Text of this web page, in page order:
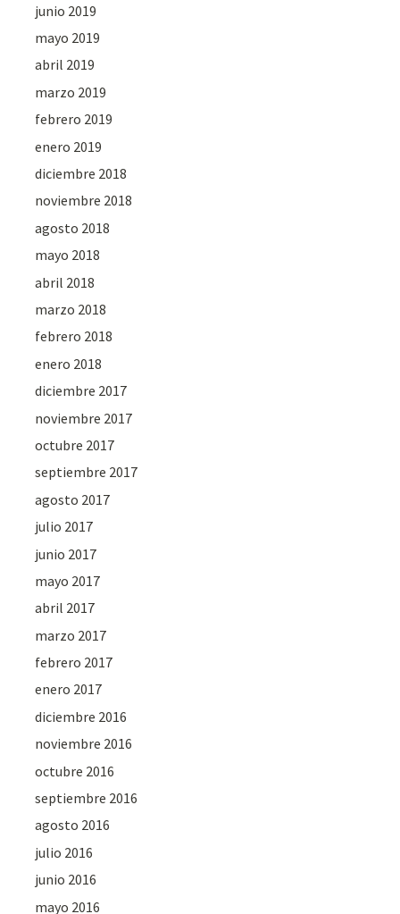
junio 2019
mayo 2019
abril 2019
marzo 2019
febrero 2019
enero 2019
diciembre 2018
noviembre 2018
agosto 2018
mayo 2018
abril 2018
marzo 2018
febrero 2018
enero 2018
diciembre 2017
noviembre 2017
octubre 2017
septiembre 2017
agosto 2017
julio 2017
junio 2017
mayo 2017
abril 2017
marzo 2017
febrero 2017
enero 2017
diciembre 2016
noviembre 2016
octubre 2016
septiembre 2016
agosto 2016
julio 2016
junio 2016
mayo 2016